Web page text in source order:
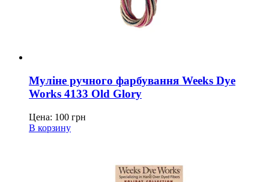
Муліне ручного фарбування Weeks Dye
Works 4133 Old Glory
Цена: 100 грн
В корзину